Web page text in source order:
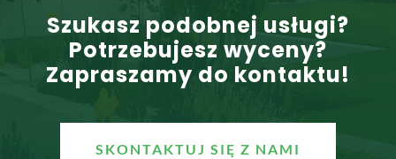
Szukasz podobnej usługi?
Potrzebujesz wyceny?
Zapraszamy do kontaktu!
SKONTAKTUJ SIĘ Z NAMI